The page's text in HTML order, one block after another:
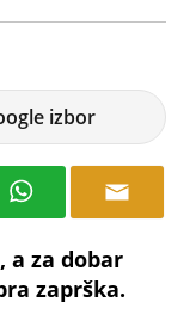
izbor
, a za dobar
zaprška.